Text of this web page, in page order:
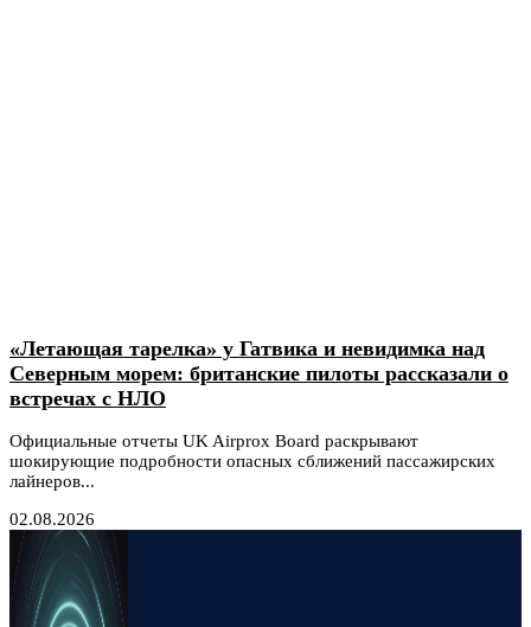
«Летающая тарелка» у Гатвика и невидимка над
Северным морем: британские пилоты рассказали о
встречах с НЛО
Официальные отчеты UK Airprox Board раскрывают
шокирующие подробности опасных сближений пассажирских
лайнеров...
02.08.2026